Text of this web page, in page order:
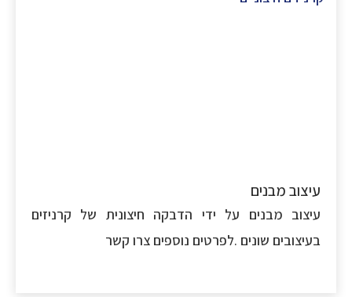
מבנים
מבנים על ידי הדבקה חיצונית של קרניזים
שונים .לפרטים נוספים צרו קשר